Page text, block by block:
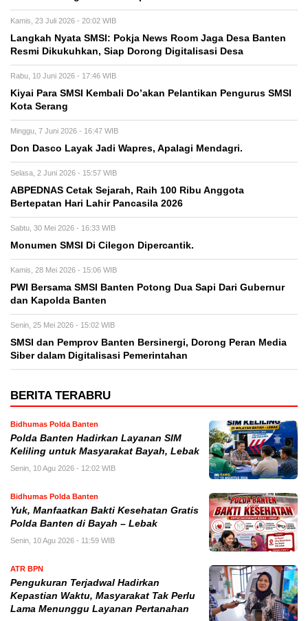
Kamis, 23 Juli 2026 - 20:02 WIB
Langkah Nyata SMSI: Pokja News Room Jaga Desa Banten
Resmi Dikukuhkan, Siap Dorong Digitalisasi Desa
Rabu, 10 Juni 2026 - 17:46 WIB
Kiyai Para SMSI Kembali Do’akan Pelantikan Pengurus SMSI
Kota Serang
Minggu, 7 Juni 2026 - 16:47 WIB
Don Dasco Layak Jadi Wapres, Apalagi Mendagri.
Selasa, 2 Juni 2026 - 15:57 WIB
ABPEDNAS Cetak Sejarah, Raih 100 Ribu Anggota
Bertepatan Hari Lahir Pancasila 2026
Sabtu, 30 Mei 2026 - 16:33 WIB
Monumen SMSI Di Cilegon Dipercantik.
Kamis, 28 Mei 2026 - 15:06 WIB
PWI Bersama SMSI Banten Potong Dua Sapi Dari Gubernur
dan Kapolda Banten
Senin, 25 Mei 2026 - 15:02 WIB
SMSI dan Pemprov Banten Bersinergi, Dorong Peran Media
Siber dalam Digitalisasi Pemerintahan
BERITA TERABRU
Bidhumas Polda Banten
Polda Banten Hadirkan Layanan SIM
Keliling untuk Masyarakat Bayah, Lebak
Senin, 10 Agu 2026 - 12:02 WIB
Bidhumas Polda Banten
Yuk, Manfaatkan Bakti Kesehatan Gratis
Polda Banten di Bayah – Lebak
Senin, 10 Agu 2026 - 11:59 WIB
ATR BPN
Pengukuran Terjadwal Hadirkan
Kepastian Waktu, Masyarakat Tak Perlu
Lama Menunggu Layanan Pertanahan